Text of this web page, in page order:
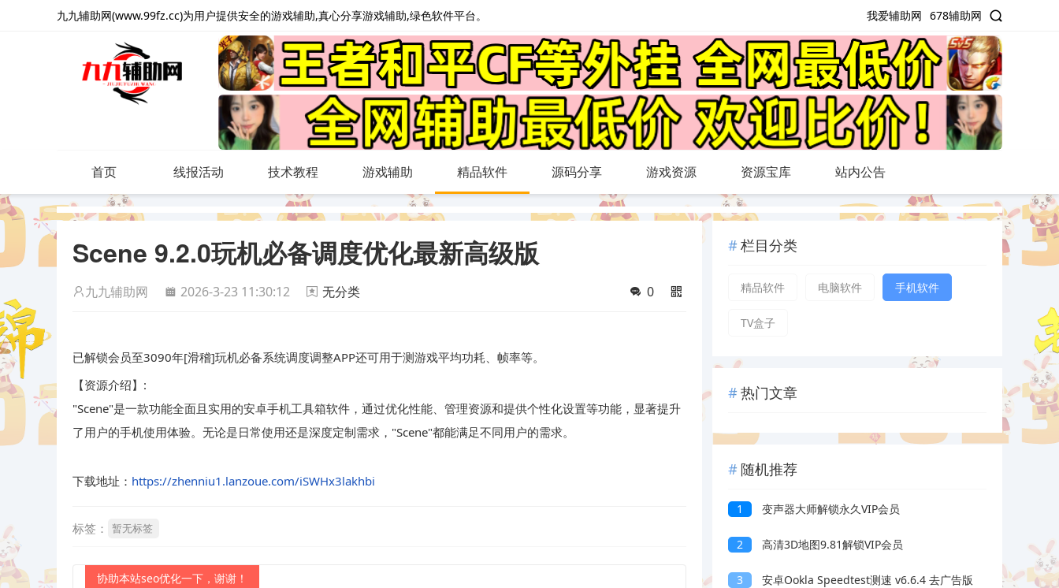
九九辅助网(www.99fz.cc)为用户提供安全的游戏辅助,真心分享游戏辅助,绿色软件平台。 678辅助网
我爱辅助网
首页 线报活动 技术教程 游戏辅助 精品软件 源码分享 游戏资源 资源宝库 站内公告
Scene 9.2.0玩机必备调度优化最新高级版
九九辅助网 2026-3-23 11:30:12 无分类 0
已解锁会员至3090年[滑稽]玩机必备系统调度调整APP还可用于测游戏平均功耗、帧率等。
【资源介绍】:
"Scene"是一款功能全面且实用的安卓手机工具箱软件，通过优化性能、管理资源和提供个性化设置等功能，显著提升
了用户的手机使用体验。无论是日常使用还是深度定制需求，"Scene"都能满足不同用户的需求。
下载地址： https://zhenniu1.lanzoue.com/iSWHx3lakhbi
标签： 暂无标签
协助本站seo优化一下，谢谢！
栏目分类
精品软件 电脑软件 手机软件
TV盒子
热门文章
随机推荐
1 变声器大师解锁永久VIP会员
2 高清3D地图9.81解锁VIP会员
3 安卓Ookla Speedtest测速 v6.6.4 去广告版